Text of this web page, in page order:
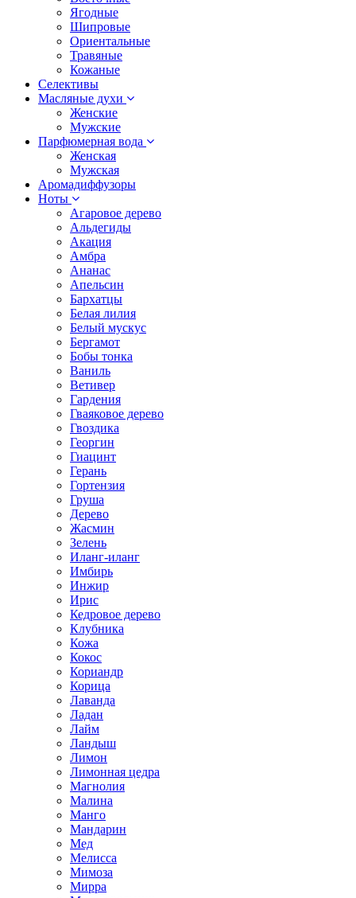
Ягодные
Шипровые
Ориентальные
Травяные
Кожаные
Селективы
Масляные духи
Женские
Мужские
Парфюмерная вода
Женская
Мужская
Аромадиффузоры
Ноты
Агаровое дерево
Альдегиды
Акация
Амбра
Ананас
Апельсин
Бархатцы
Белая лилия
Белый мускус
Бергамот
Бобы тонка
Ваниль
Ветивер
Гардения
Гваяковое дерево
Гвоздика
Георгин
Гиацинт
Герань
Гортензия
Груша
Дерево
Жасмин
Зелень
Иланг-иланг
Имбирь
Инжир
Ирис
Кедровое дерево
Клубника
Кожа
Кокос
Кориандр
Корица
Лаванда
Ладан
Лайм
Ландыш
Лимон
Лимонная цедра
Магнолия
Малина
Манго
Мандарин
Мед
Мелисса
Мимоза
Мирра